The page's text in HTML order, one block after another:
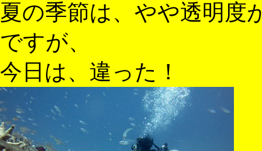
夏の季節は、やや透明度
ですが、
今日は、違った！